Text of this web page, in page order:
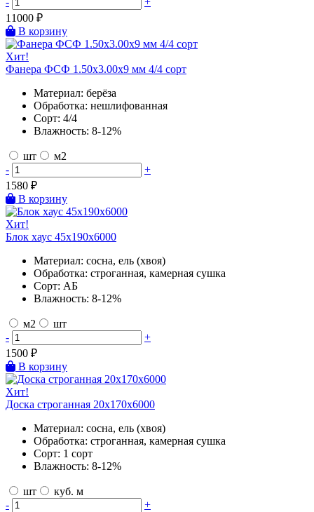
11000 ₽
В корзину
Хит!
Фанера ФСФ 1.50х3.00х9 мм 4/4 сорт
Материал: берёза
Обработка: нешлифованная
Сорт: 4/4
Влажность: 8-12%
шт
м2
-
+
1580 ₽
В корзину
Хит!
Блок хаус 45х190х6000
Материал: сосна, ель (хвоя)
Обработка: строганная, камерная сушка
Сорт: АБ
Влажность: 8-12%
м2
шт
-
+
1500 ₽
В корзину
Хит!
Доска строганная 20х170х6000
Материал: сосна, ель (хвоя)
Обработка: строганная, камерная сушка
Сорт: 1 сорт
Влажность: 8-12%
шт
куб. м
-
+